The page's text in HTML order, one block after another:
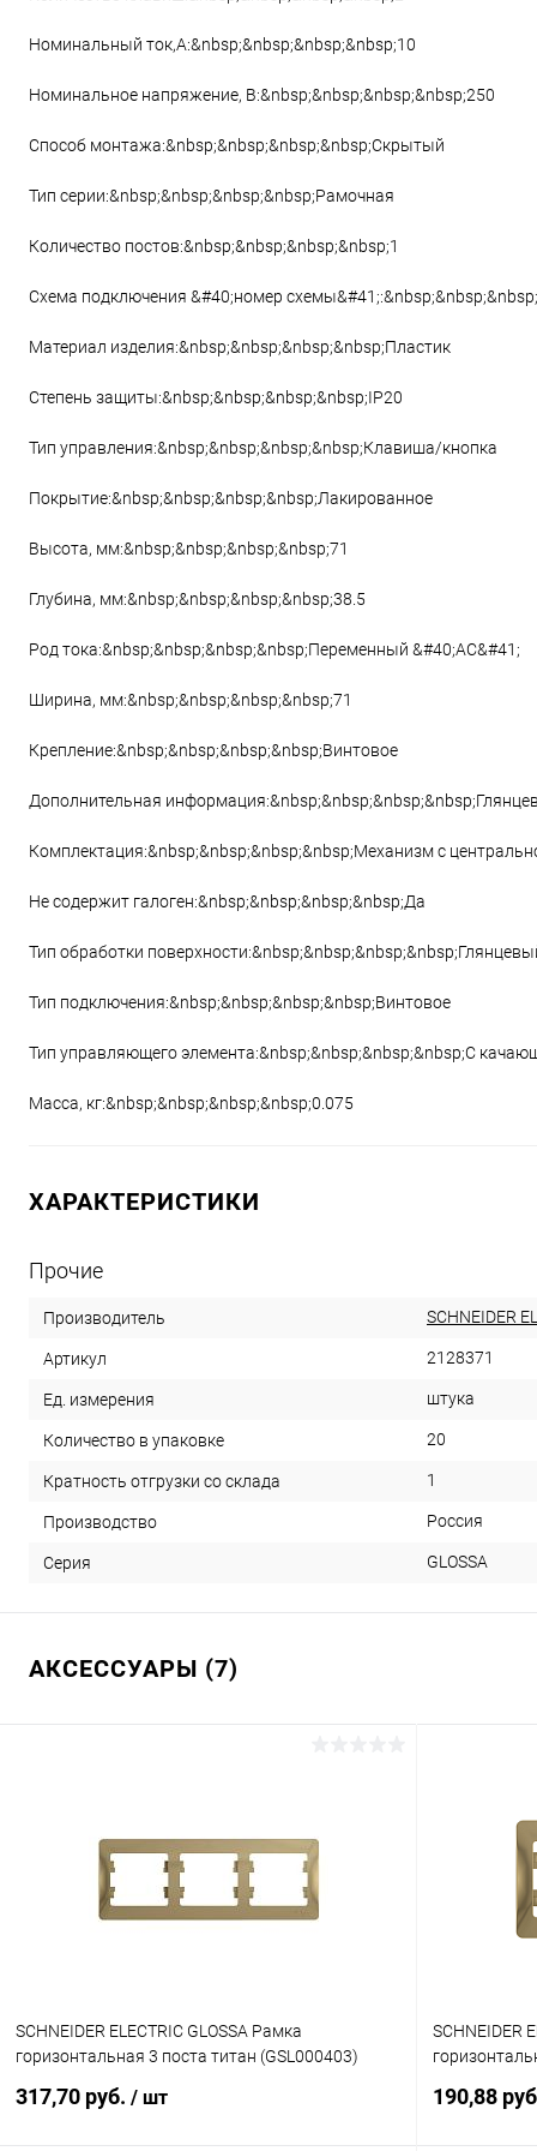
Номинальный ток,А:&nbsp;&nbsp;&nbsp;&nbsp;10
Номинальное напряжение, В:&nbsp;&nbsp;&nbsp;&nbsp;250
Способ монтажа:&nbsp;&nbsp;&nbsp;&nbsp;Скрытый
Тип серии:&nbsp;&nbsp;&nbsp;&nbsp;Рамочная
Количество постов:&nbsp;&nbsp;&nbsp;&nbsp;1
Схема подключения &#40;номер
Материал изделия:&nbsp;&nbsp;&nbsp;&nbsp;Пластик
Степень защиты:&nbsp;&nbsp;&nbsp;&nbsp;IP20
Тип управления:&nbsp;&nbsp;&nbsp;&nbsp;Клавиша/кнопка
Покрытие:&nbsp;&nbsp;&nbsp;&nbsp;Лакированное
Высота, мм:&nbsp;&nbsp;&nbsp;&nbsp;71
Глубина, мм:&nbsp;&nbsp;&nbsp;&nbsp;38.5
Род тока:&nbsp;&nbsp;&nbsp;&nbsp;Переменный &#40;AC&#41;
Ширина, мм:&nbsp;&nbsp;&nbsp;&nbsp;71
Крепление:&nbsp;&nbsp;&nbsp;&nbsp;Винтовое
Дополнительная
Комплектация:&nbsp;&nbsp;&nbsp;&nbsp;Механизм с
Не содержит галоген:&nbsp;&nbsp;&nbsp;&nbsp;Да
Тип обработки
Тип подключения:&nbsp;&nbsp;&nbsp;&nbsp;Винтовое
Тип управляющего элемента:&nbsp;&nbsp;&nbsp;&nbsp;С
Масса, кг:&nbsp;&nbsp;&nbsp;&nbsp;0.075
ХАРАКТЕРИСТИКИ
Прочие
Производитель SCHNEIDER
Артикул 2128371
Ед. измерения штука
Количество в упаковке 20
Кратность отгрузки со склада 1
Производство Россия
Серия GLOSSA
АКСЕССУАРЫ (7)
SCHNEIDER ELECTRIC GLOSSA Рамка
горизонтальная 3 поста титан (GSL000403)
317,70 руб. / шт
SCHNEIDER
190,88